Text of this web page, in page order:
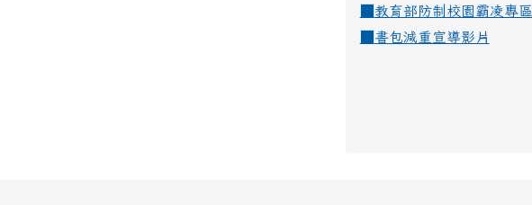
教育部防制校園霸凌專區
書包減重宣導影片